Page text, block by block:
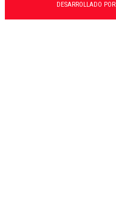
DESARROLLADO POR